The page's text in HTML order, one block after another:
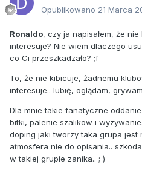
Opublikowano 21 Marca
Ronaldo, czy ja napisałem, że
interesuje? Nie wiem dlaczego
co Ci przeszkadzało? ;f
To, że nie kibicuje, żadnemu
interesuje.. lubię, oglądam,
Dla mnie takie fanatyczne
bitki, palenie szalikow i
doping jaki tworzy taka grupa jest
atmosfera nie do opisania..
w takiej grupie zanika.. ; )